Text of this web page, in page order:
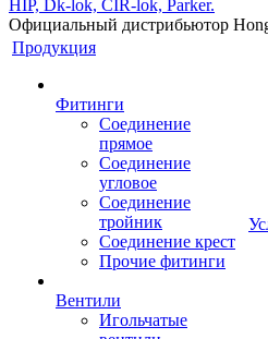
Официальный дистрибьютор
Продукция
Фитинги
Соединение
прямое
Соединение
угловое
Соединение
тройник
Соединение крест
Прочие фитинги
Вентили
Игольчатые